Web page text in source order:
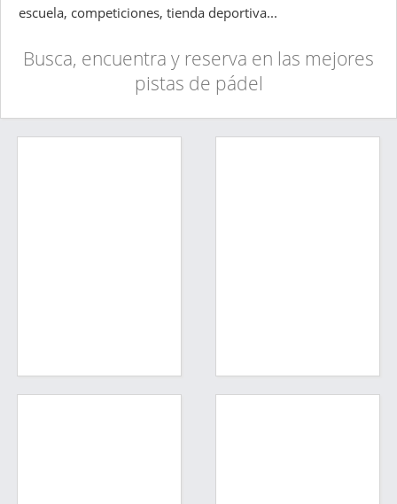
escuela, competiciones, tienda deportiva...
Busca, encuentra y reserva en las mejores
pistas de pádel